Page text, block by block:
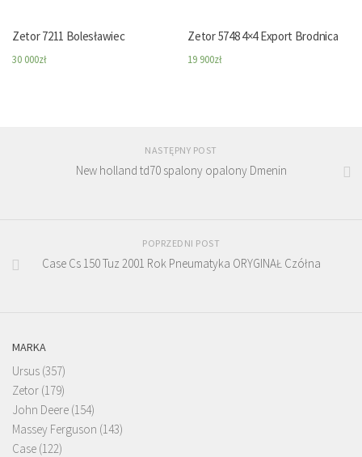
Zetor 7211 Bolesławiec
30 000zł
Zetor 5748 4×4 Export Brodnica
19 900zł
NASTĘPNY POST
New holland td70 spalony opalony Dmenin
POPRZEDNI POST
Case Cs 150 Tuz 2001 Rok Pneumatyka ORYGINAŁ Czółna
MARKA
Ursus (357)
Zetor (179)
John Deere (154)
Massey Ferguson (143)
Case (122)